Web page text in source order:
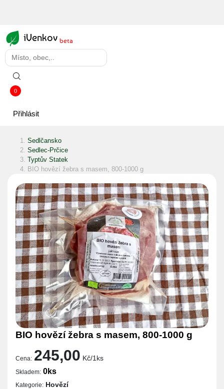
iVenkov beta
0
Přihlásit
Sedlčansko
Sedlec-Prčice
Typtův Statek
BIO hovězí žebra s masem, 800-1000 g
BIO hovězí žebra s masem, 800-1000 g
Cena: 245,00 Kč/1ks
Skladem: 0ks
Kategorie: Hovězí